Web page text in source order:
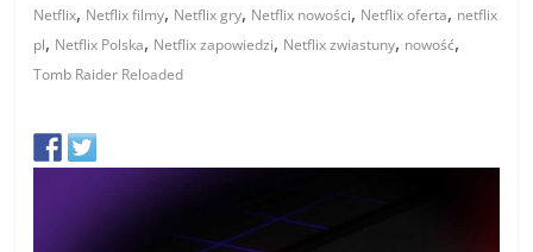
Netflix, Netflix filmy, Netflix gry, Netflix nowości, Netflix oferta, netflix
pl, Netflix Polska, Netflix zapowiedzi, Netflix zwiastuny, nowość,
Tomb Raider Reloaded